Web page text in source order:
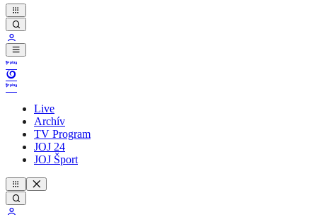
Live
Archív
TV Program
JOJ 24
JOJ Šport